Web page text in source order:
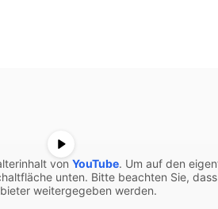
vonYouTube. Um auf den
unten. Bitte beachten Sie,
weitergegeben werden.